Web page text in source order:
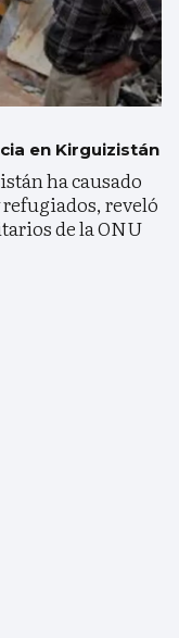
en Kirguizistán
ha causado
reveló
de la ONU